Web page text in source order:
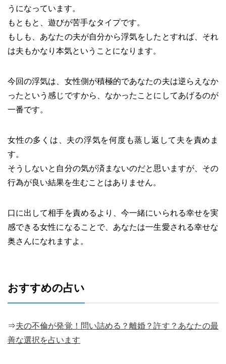
うになっています。
もともと、遊びが苦手なタイプです。
もしも、あなたの夫が自分から浮気をしたとすれば、それ
は夫もかなり本気ということになります。
今回の浮気は、女性側が積極的であなたの夫は逆らえなか
ったという感じですから、なかったことにしてあげるのが
一番です。
女性の多くは、夫の浮気を何度も蒸し返して夫を責めま
す。
そうしないと自分の気が済まないのだと思いますが、その
行為が良い結果を生むことはありません。
口に出して相手を責めるより、今一緒にいられる幸せを実
感できる女性になることで、あなたは一生愛される幸せな
奥さんになれますよ。
おすすめの占い
⇒夫の不倫が発覚！問い詰める？離婚？許す？あなたの最
善な選択を占います